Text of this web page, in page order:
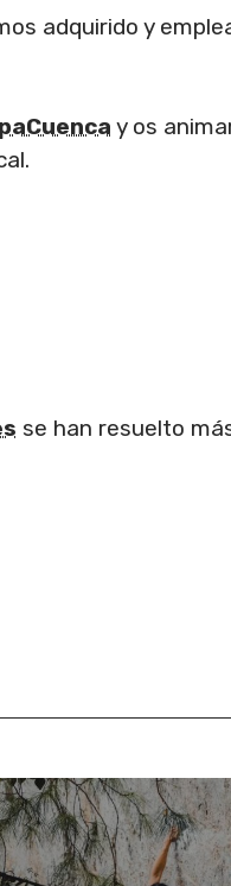
adquirido y
y os
se han resuelto